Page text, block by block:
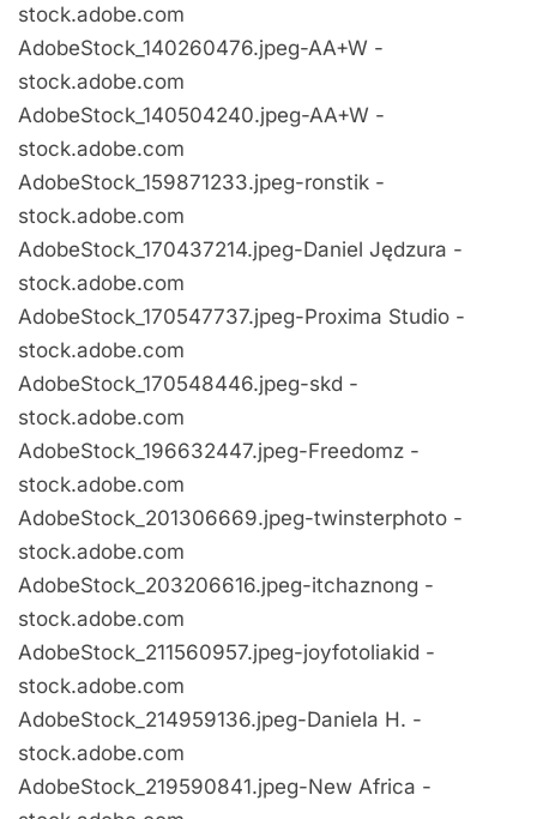
stock.adobe.com
AdobeStock_140260476.jpeg-AA+W -
stock.adobe.com
AdobeStock_140504240.jpeg-AA+W -
stock.adobe.com
AdobeStock_159871233.jpeg-ronstik -
stock.adobe.com
AdobeStock_170437214.jpeg-Daniel Jędzura -
stock.adobe.com
AdobeStock_170547737.jpeg-Proxima Studio -
stock.adobe.com
AdobeStock_170548446.jpeg-skd -
stock.adobe.com
AdobeStock_196632447.jpeg-Freedomz -
stock.adobe.com
AdobeStock_201306669.jpeg-twinsterphoto -
stock.adobe.com
AdobeStock_203206616.jpeg-itchaznong -
stock.adobe.com
AdobeStock_211560957.jpeg-joyfotoliakid -
stock.adobe.com
AdobeStock_214959136.jpeg-Daniela H. -
stock.adobe.com
AdobeStock_219590841.jpeg-New Africa -